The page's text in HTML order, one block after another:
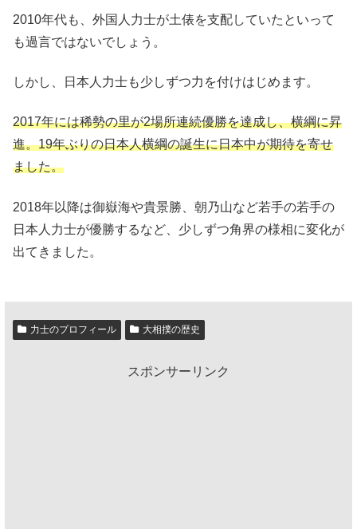
2010年代も、外国人力士が土俵を支配していたといって
も過言ではないでしょう。
しかし、日本人力士も少しずつ力を付けはじめます。
2017年には稀勢の里が2場所連続優勝を達成し、横綱に昇
進。19年ぶりの日本人横綱の誕生に日本中が期待を寄せ
ました。
2018年以降は御嶽海や貴景勝、朝乃山など若手の若手の
日本人力士が優勝するなど、少しずつ角界の様相に変化が
出てきました。
力士のプロフィール 大相撲の歴史
スポンサーリンク